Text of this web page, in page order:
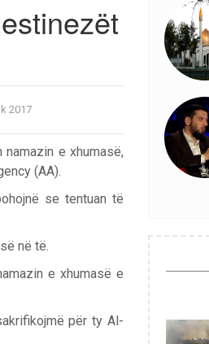
2017
e xhumasë,
(AA).
se tentuan të
në të.
e xhumasë e
për ty Al-